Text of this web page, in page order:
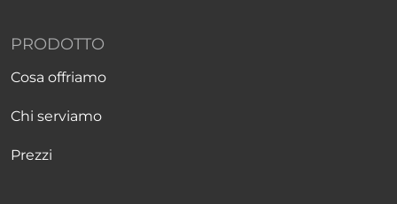
PRODOTTO
Cosa offriamo
Chi serviamo
Prezzi